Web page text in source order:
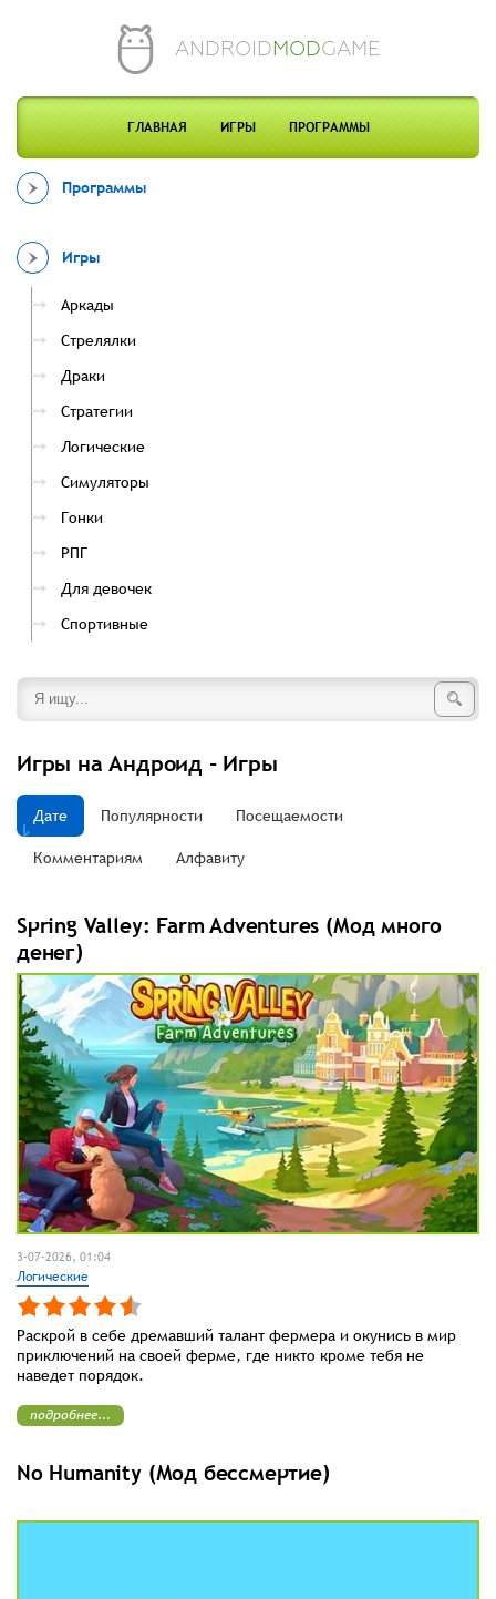
ANDROIDMODGAME
ГЛАВНАЯ ИГРЫ ПРОГРАММЫ
Программы
Игры
Аркады
Стрелялки
Драки
Стратегии
Логические
Симуляторы
Гонки
РПГ
Для девочек
Спортивные
Игры на Андроид - Игры
Дате Популярности Посещаемости
Комментариям Алфавиту
3-07-2026, 01:04
Spring Valley: Farm Adventures (Мод много
денег)
Логические
Раскрой в себе дремавший талант фермера и окунись в мир
приключений на своей ферме, где никто кроме тебя не
наведет порядок.
подробнее...
No Humanity (Мод бессмертие)